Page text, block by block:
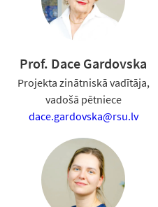
Prof. Dace Gardovska
Projekta zinātniskā vadītāja,
vadošā pētniece
dace.gardovska@rsu.lv